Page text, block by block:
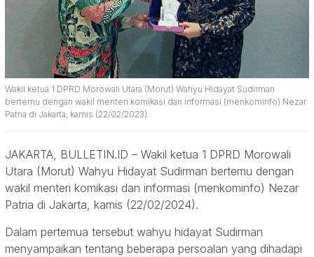
Wakil ketua 1 DPRD Morowali Utara (Morut) Wahyu Hidayat Sudirman
bertemu dengan wakil menteri komikasi dan informasi (menkominfo) Nezar
Patria di Jakarta, kamis (22/02/2023).
JAKARTA, BULLETIN.ID – Wakil ketua 1 DPRD Morowali
Utara (Morut) Wahyu Hidayat Sudirman bertemu dengan
wakil menteri komikasi dan informasi (menkominfo) Nezar
Patria di Jakarta, kamis (22/02/2024).
Dalam pertemua tersebut wahyu hidayat Sudirman
menyampaikan tentang beberapa persoalan yang dihadapi